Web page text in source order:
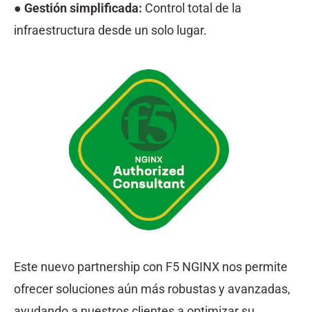
● Gestión simplificada: Control total de la
infraestructura desde un solo lugar.
Este nuevo partnership con F5 NGINX nos permite
ofrecer soluciones aún más robustas y avanzadas,